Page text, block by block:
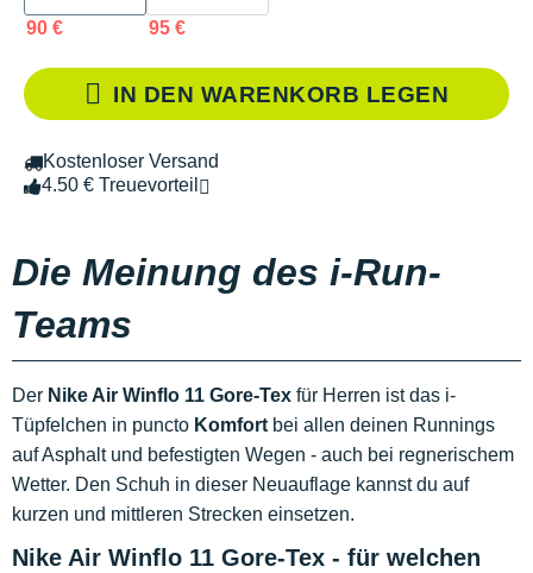
90 € 95 €
IN DEN WARENKORB LEGEN
Kostenloser Versand
4.50 € Treuevorteil
Die Meinung des i-Run-
Teams
Der Nike Air Winflo 11 Gore-Tex für Herren ist das i-
Tüpfelchen in puncto Komfort bei allen deinen Runnings
auf Asphalt und befestigten Wegen - auch bei regnerischem
Wetter. Den Schuh in dieser Neuauflage kannst du auf
kurzen und mittleren Strecken einsetzen.
Nike Air Winflo 11 Gore-Tex - für welchen